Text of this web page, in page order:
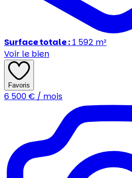
Surface totale : 1 592 m²
Voir le bien
Favoris
6 500€ / mois